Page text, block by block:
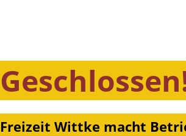
Freizeit Wittke macht